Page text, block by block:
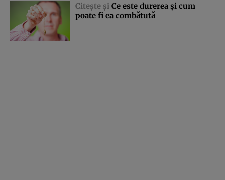
Citeşte şi Ce este durerea şi cum
poate fi ea combătută